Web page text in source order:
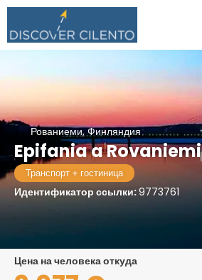
Рованиеми, Финляндия
Epifania a Rovaniemi
Транспорт + гостиница
Идентификатор ссылки:9773761
цена на человека откуда